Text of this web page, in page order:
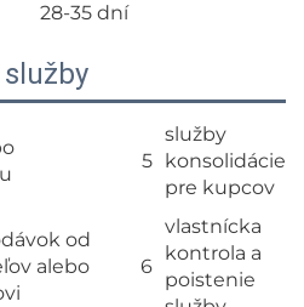
28-35 dní
5
služby
konsolidácie
pre kupcov
od
alebo
6
vlastnícka
kontrola a
poistenie